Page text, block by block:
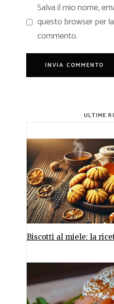
Salva il mio nome,
questo browser per
commento.
ULTIME
Biscotti al miele: la